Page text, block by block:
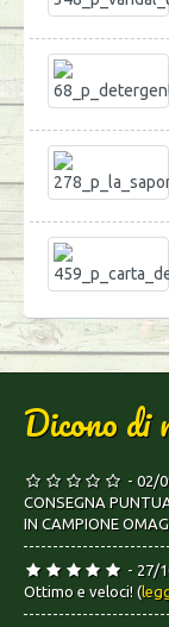
Dicono di
- 02/
CONSEGNA
IN CAMPIONE
- 27/
Ottimo e veloci! (